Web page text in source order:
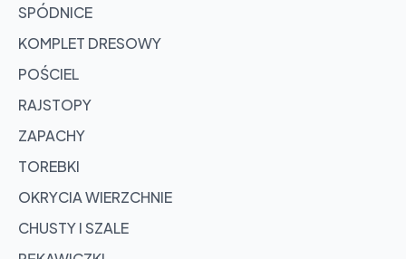
SPÓDNICE
KOMPLET DRESOWY
POŚCIEL
RAJSTOPY
ZAPACHY
TOREBKI
OKRYCIA WIERZCHNIE
CHUSTY I SZALE